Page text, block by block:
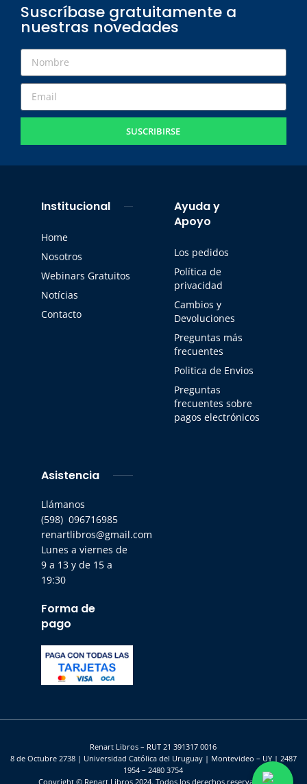
Suscríbase gratuitamente a
nuestras novedades
SUSCRIBIRSE
Institucional
Home
Nosotros
Webinars Gratuitos
Notícias
Contacto
Ayuda y
Apoyo
Los pedidos
Política de
privacidad
Cambios y
Devoluciones
Preguntas más
frecuentes
Politica de Envios
Preguntas
frecuentes sobre
pagos electrónicos
Asistencia
Llámanos
(598) 096716985
renartlibros@gmail.com
Lunes a viernes de
9 a 13 y de 15 a
19:30
Forma de
pago
Renart Libros – RUT 21 391317 0016
8 de Octubre 2738 | Universidad Católica del Uruguay | Montevideo – UY | 2487
1954 – 2480 3754
Copyright © Renart Libros 2024. Todos los derechos reservados.